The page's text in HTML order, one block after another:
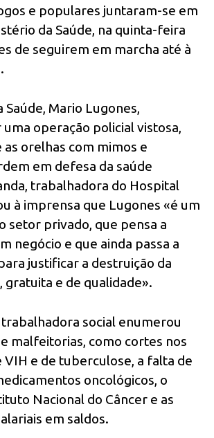
e populares juntaram-se em
da Saúde, na quinta-feira
de seguirem em marcha até à
Mario Lugones,
operação policial vistosa,
orelhas com mimos e
em defesa da saúde
trabalhadora do Hospital
à imprensa que Lugones «é um
setor privado, que pensa a
negócio e que ainda passa a
justificar a destruição da
gratuita e de qualidade».
trabalhadora social enumerou
malfeitorias, como cortes nos
VIH e de tuberculose, a falta de
oncológicos, o
Nacional do Câncer e as
em saldos.